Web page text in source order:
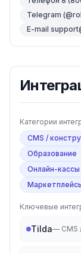
Telegram
E-mail
Категории
CMS /
Образование
Онлайн-кассы
Ключевые
Tilda— CMS